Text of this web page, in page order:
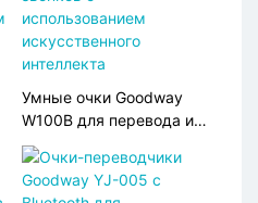
Умные очки Goodway
W100B для перевода и
звонков с
использованием
искусственного